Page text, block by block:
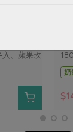
、蘋果玫
奶